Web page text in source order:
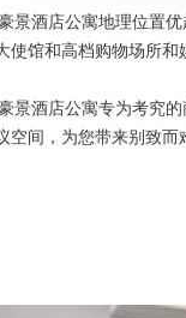
景酒店公寓地理位置
馆和高档购物场所和
酒店公寓专为考究
间，为您带来别致而